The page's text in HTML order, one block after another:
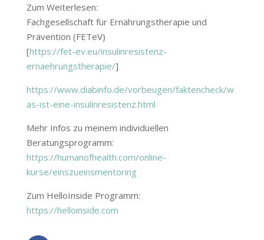
Zum Weiterlesen:
Fachgesellschaft für Ernährungstherapie und
Prävention (FETeV)
[https://fet-ev.eu/insulinresistenz-
ernaehrungstherapie/]
https://www.diabinfo.de/vorbeugen/faktencheck/w
as-ist-eine-insulinresistenz.html
Mehr Infos zu meinem individuellen
Beratungsprogramm:
https://humanofhealth.com/online-
kurse/einszueinsmentoring
Zum HelloInside Programm:
https://helloinside.com